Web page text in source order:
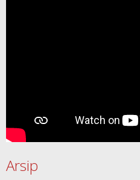
Arsip